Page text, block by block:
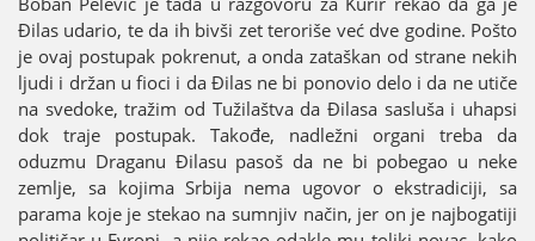
Ðilas udario, te da ih bivši zet teroriše već dve godine. Pošto
јe ovaј postupak pokrenut, a onda zataškan od strane nekih
ljudi i držan u fioci i da Đilas ne bi ponovio delo i da ne utiče
na svedoke, tražim od Tužilaštva da Đilasa sasluša i uhapsi
dok traјe postupak. Takođe, nadležni organi treba da
oduzmu Draganu Đilasu pasoš da ne bi pobegao u neke
zemlje, sa koјima Srbiјa nema ugovor o ekstradiciјi, sa
parama koјe јe stekao na sumnjiv način, јer on јe naјbogatiјi